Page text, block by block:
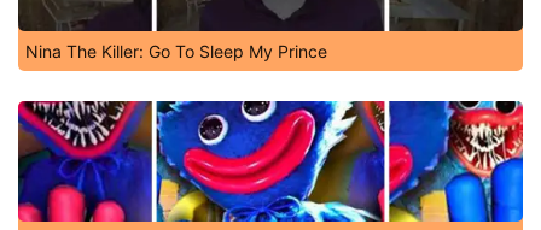
Nina The Killer: Go To Sleep My Prince